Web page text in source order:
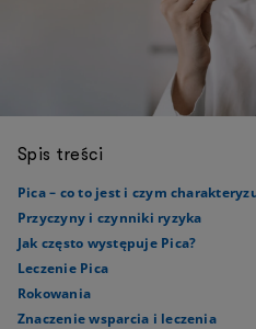
Spis treści
Pica – co to jest i czym
Przyczyny i czynniki ryzyka
Jak często występuje Pica?
Leczenie Pica
Rokowania
Znaczenie wsparcia i leczenia